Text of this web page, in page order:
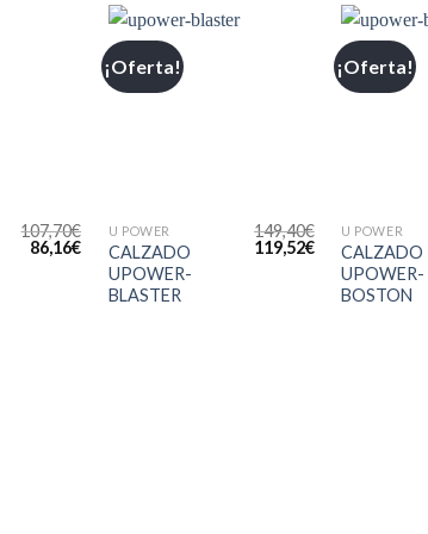
107,70€
86,16€
¡Oferta!
U POWER
CALZADO
UPOWER-
BLASTER
149,40€
119,52€
¡Oferta!
U POWER
CALZADO
UPOWER-
BOSTON